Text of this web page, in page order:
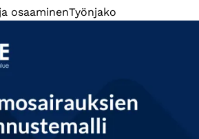
osaaminenTyönjako